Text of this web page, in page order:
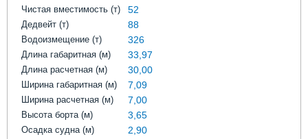
Чистая вместимость (т) 52
Дедвейт (т) 88
Водоизмещение (т) 326
Длина габаритная (м) 33,97
Длина расчетная (м) 30,00
Ширина габаритная (м) 7,09
Ширина расчетная (м) 7,00
Высота борта (м) 3,65
Осадка судна (м) 2,90